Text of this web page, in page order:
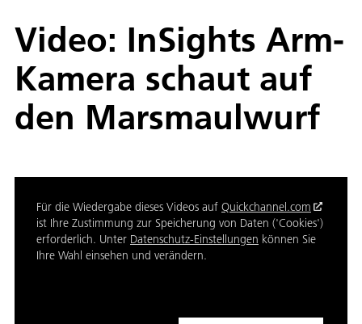
Video: InSights Arm-
Kamera schaut auf
den Marsmaulwurf
Für die Wiedergabe dieses Videos auf Quickchannel.com
ist Ihre Zustimmung zur Speicherung von Daten ('Cookies')
erforderlich. Unter Datenschutz-Einstellungen können Sie
Ihre Wahl einsehen und verändern.